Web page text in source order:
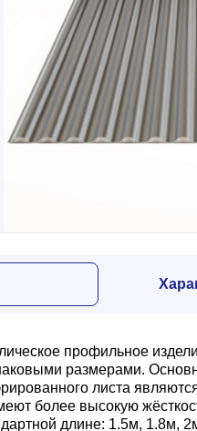
профильное
размерами.
листа
более высокую
длине: 1.5м, 1.8м,